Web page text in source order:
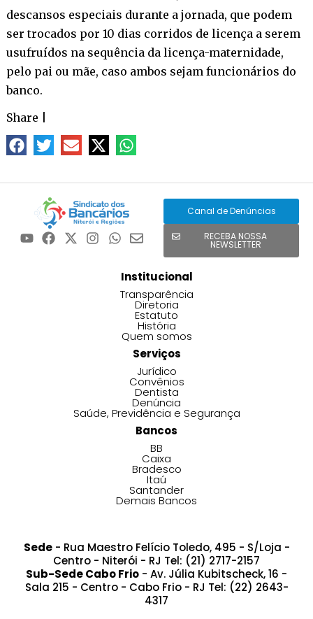
descansos especiais durante a jornada, que podem
ser trocados por 10 dias corridos de licença a serem
usufruídos na sequência da licença-maternidade,
pelo pai ou mãe, caso ambos sejam funcionários do
banco.
Share
Canal de Denúncias
RECEBA NOSSA
NEWSLETTER
Institucional
Transparência
Diretoria
Estatuto
História
Quem somos
Serviços
Jurídico
Convênios
Dentista
Denúncia
Saúde, Previdência e Segurança
Bancos
BB
Caixa
Bradesco
Itaú
Santander
Demais Bancos
Sede- Rua Maestro Felício Toledo, 495 - S/Loja -
Centro - Niterói - RJ Tel: (21) 2717-2157
Sub-Sede Cabo Frio - Av. Júlia Kubitscheck, 16 -
Sala 215 - Centro - Cabo Frio - RJ Tel: (22) 2643-
4317